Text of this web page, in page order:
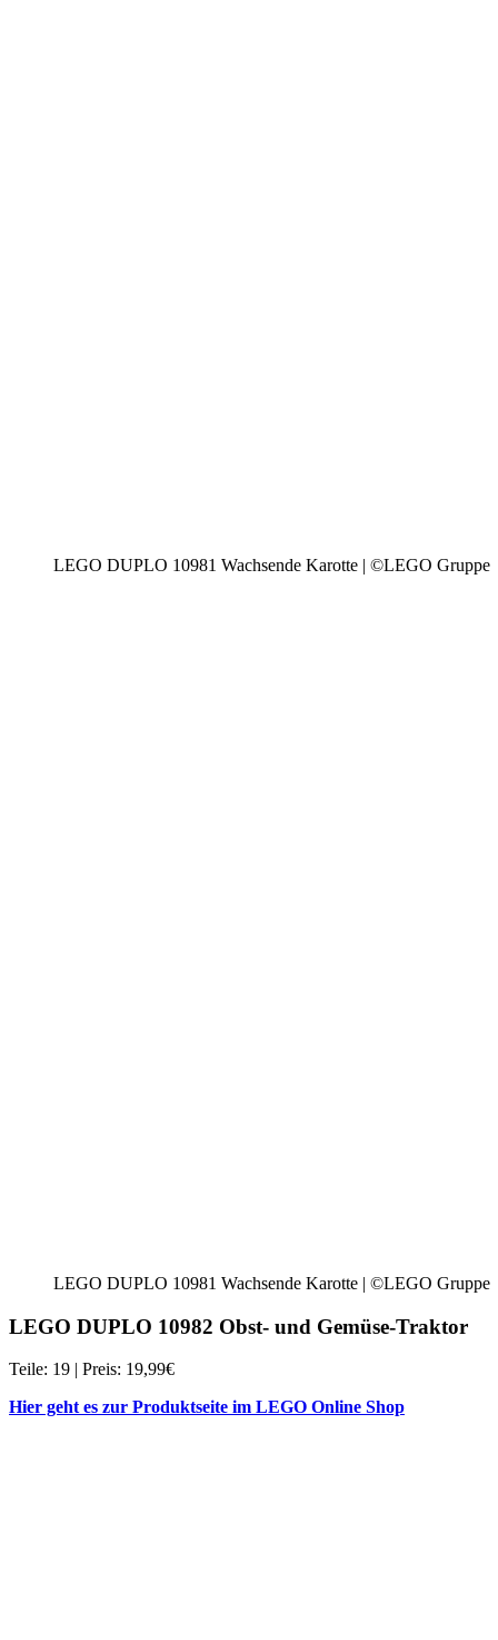
LEGO DUPLO 10981 Wachsende Karotte | ©LEGO Gruppe
LEGO DUPLO 10981 Wachsende Karotte | ©LEGO Gruppe
LEGO DUPLO 10982 Obst- und Gemüse-Traktor
Teile: 19 | Preis: 19,99€
Hier geht es zur Produktseite im LEGO Online Shop